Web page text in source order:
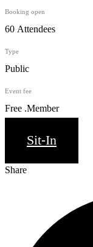
Booking open
60 Attendees
Type
Public
Event fee
Free .Member
Sit-In
Share